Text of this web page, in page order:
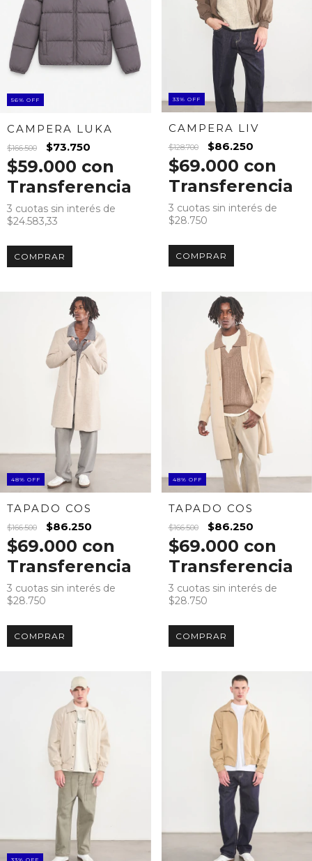
56% OFF
CAMPERA LUKA
$166.500 $73.750
$59.000 con
Transferencia
3 cuotas sin interés de
$24.583,33
COMPRAR
33% OFF
CAMPERA LIV
$128.700 $86.250
$69.000 con
Transferencia
3 cuotas sin interés de
$28.750
COMPRAR
48% OFF
TAPADO COS
$166.500 $86.250
$69.000 con
Transferencia
3 cuotas sin interés de
$28.750
COMPRAR
48% OFF
TAPADO COS
$166.500 $86.250
$69.000 con
Transferencia
3 cuotas sin interés de
$28.750
COMPRAR
33% OFF